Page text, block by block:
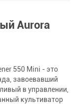
Aurora
550 Mini - это
завоевавший
в управлении,
культиватор